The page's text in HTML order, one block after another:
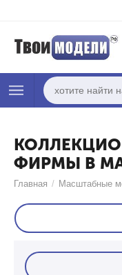
ФИРМЫ В
Главная / Масштабные